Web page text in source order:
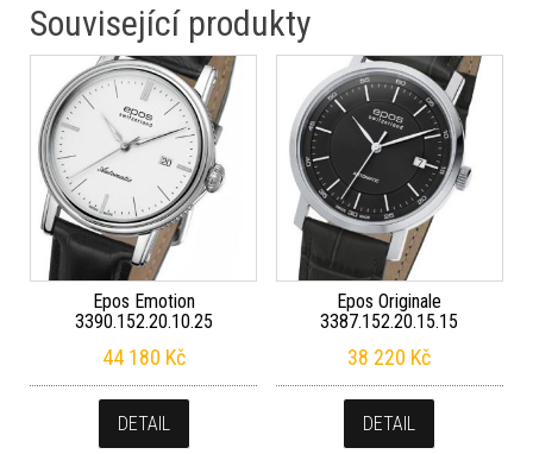
Související produkty
Epos Emotion
3390.152.20.10.25
44 180 Kč
DETAIL
Epos Originale
3387.152.20.15.15
38 220 Kč
DETAIL